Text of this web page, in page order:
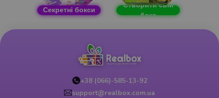
Секретні бокси
Створити свій
бокс
+38 (066)-585-13-92
support@realbox.com.ua